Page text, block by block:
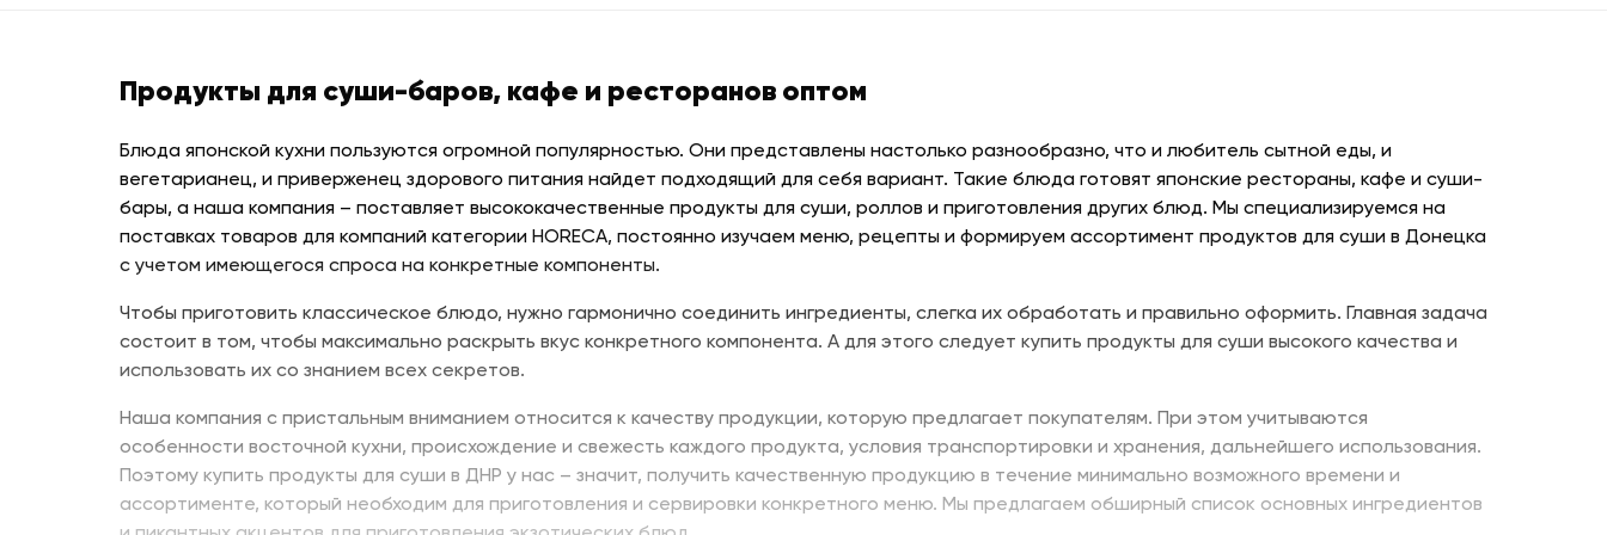
Продукты для суши-баров, кафе и ресторанов оптом
Блюда японской кухни пользуются огромной популярностью. Они представлены настолько разнообразно, что и любитель сытной еды, и
вегетарианец, и приверженец здорового питания найдет подходящий для себя вариант. Такие блюда готовят японские рестораны, кафе и суши-
бары, а наша компания – поставляет высококачественные продукты для суши, роллов и приготовления других блюд. Мы специализируемся на
поставках товаров для компаний категории HORECA, постоянно изучаем меню, рецепты и формируем ассортимент продуктов для суши в Донецка
с учетом имеющегося спроса на конкретные компоненты.
Чтобы приготовить классическое блюдо, нужно гармонично соединить ингредиенты, слегка их обработать и правильно оформить. Главная задача
состоит в том, чтобы максимально раскрыть вкус конкретного компонента. А для этого следует купить продукты для суши высокого качества и
использовать их со знанием всех секретов.
Наша компания с пристальным вниманием относится к качеству продукции, которую предлагает покупателям. При этом учитываются
особенности восточной кухни, происхождение и свежесть каждого продукта, условия транспортировки и хранения, дальнейшего использования.
Поэтому купить продукты для суши в ДНР у нас – значит, получить качественную продукцию в течение минимально возможного времени и
ассортименте, который необходим для приготовления и сервировки конкретного меню. Мы предлагаем обширный список основных ингредиентов